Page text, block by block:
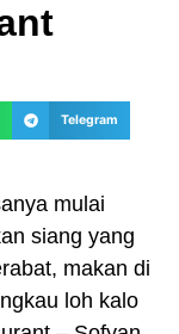
Telegram
mulai
siang yang
makan di
loh kalo